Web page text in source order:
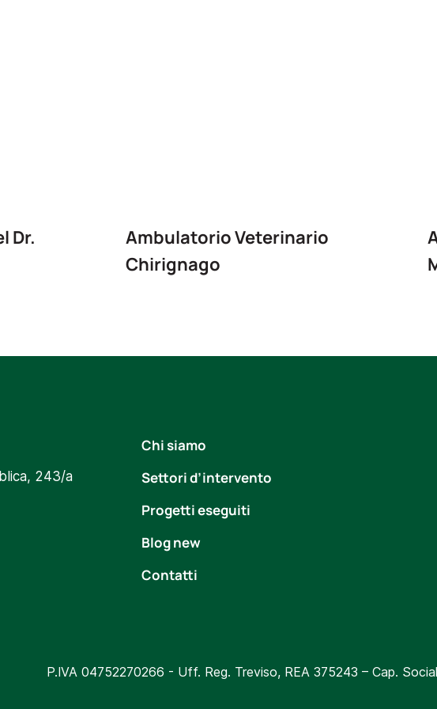
Dr.
Ambulatorio Veterinario
Chirignago
243/a
Chi siamo
Settori d’intervento
Progetti eseguiti
Blog new
Contatti
P.IVA 04752270266 - Uff. Reg. Treviso, REA 375243 – Cap.